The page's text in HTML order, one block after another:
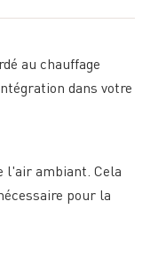
au chauffage
dans votre
l'air ambiant. Cela
pour la